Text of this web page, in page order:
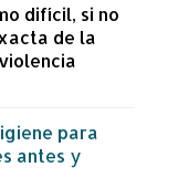
difícil, si no
de la
para
antes y